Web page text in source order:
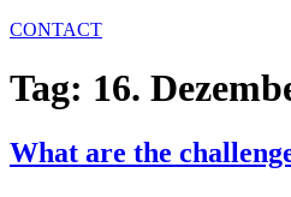
CONTACT
Tag: 16.
What are the